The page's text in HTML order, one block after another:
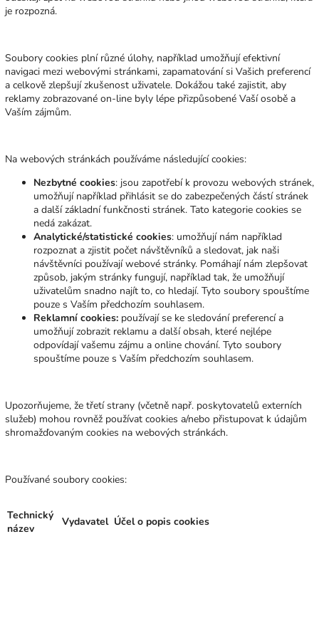
je rozpozná.
Soubory cookies plní různé úlohy, například umožňují efektivní
navigaci mezi webovými stránkami, zapamatování si Vašich preferencí
a celkově zlepšují zkušenost uživatele. Dokážou také zajistit, aby
reklamy zobrazované on-line byly lépe přizpůsobené Vaší osobě a
Vaším zájmům.
Na webových stránkách používáme následující cookies:
Nezbytné cookies: jsou zapotřebí k provozu webových stránek,
umožňují například přihlásit se do zabezpečených částí stránek
a další základní funkčnosti stránek. Tato kategorie cookies se
nedá zakázat.
Analytické/statistické cookies: umožňují nám například
rozpoznat a zjistit počet návštěvníků a sledovat, jak naši
návštěvníci používají webové stránky. Pomáhají nám zlepšovat
způsob, jakým stránky fungují, například tak, že umožňují
uživatelům snadno najít to, co hledají. Tyto soubory spouštíme
pouze s Vaším předchozím souhlasem.
Reklamní cookies: používají se ke sledování preferencí a
umožňují zobrazit reklamu a další obsah, které nejlépe
odpovídají vašemu zájmu a online chování. Tyto soubory
spouštíme pouze s Vaším předchozím souhlasem.
Upozorňujeme, že třetí strany (včetně např. poskytovatelů externích
služeb) mohou rovněž používat cookies a/nebo přistupovat k údajům
shromažďovaným cookies na webových stránkách.
Používané soubory cookies:
Technický
název
Vydavatel Účel o popis cookies